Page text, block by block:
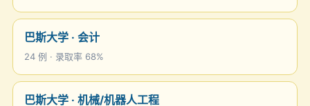
巴斯大学 · 会计
24 例 · 录取率 68%
巴斯大学 · 机械/机器人工程